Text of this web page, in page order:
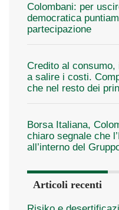
Colombani: per
democratica
partecipazione
Credito al
a salire i costi.
che nel resto dei
Borsa Italiana,
chiaro segnale che
all’interno del
Articoli recenti